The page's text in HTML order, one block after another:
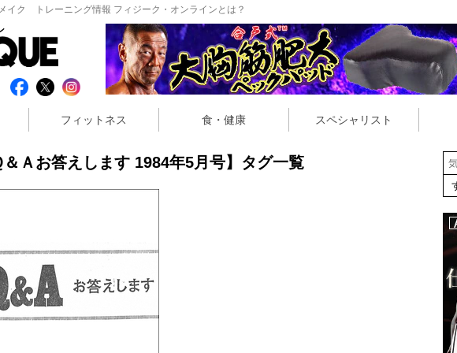
イク トレーニング情報 フィジーク・オンラインとは？
フィットネス 食・健康 スペシャリスト
＆Ａお答えします 1984年5月号】タグ一覧